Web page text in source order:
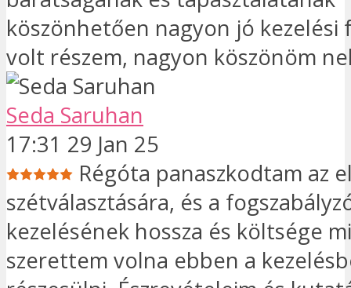
köszönhetően nagyon jó kezelési
volt részem, nagyon köszönöm
Seda Saruhan
17:31 29 Jan 25
Régóta panaszkodtam az
szétválasztására, és a
kezelésének hossza és költsége
szerettem volna ebben a